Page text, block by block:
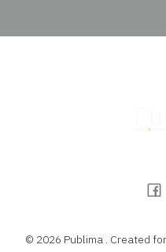
© 2026 Publima . Created